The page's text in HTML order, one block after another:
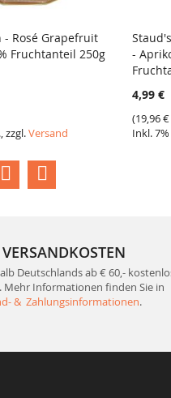
- Rosé Grapefruit
Fruchtanteil 250g
zzgl.Versand
-
4,99 €
(19,96 €
Inkl.
Deutschlands ab € 60,-
Mehr Informationen finden Sie in
& Zahlungsinformationen.